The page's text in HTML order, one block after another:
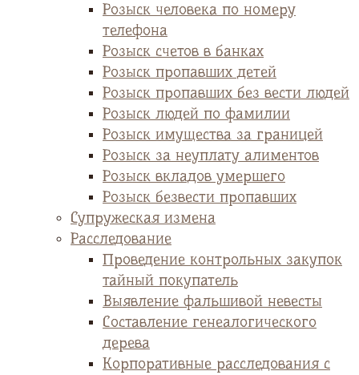
Розыск человека по номеру
телефона
Розыск счетов в банках
Розыск пропавших детей
Розыск пропавших без вести людей
Розыск людей по фамилии
Розыск имущества за границей
Розыск за неуплату алиментов
Розыск вкладов умершего
Розыск безвести пропавших
Супружеская измена
Расследование
Проведение контрольных закупок
тайный покупатель
Выявление фальшивой невесты
Cоставление генеалогического
дерева
Корпоративные расследования с